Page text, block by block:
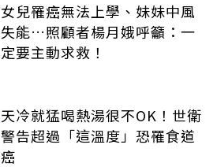
女兒罹癌無法上學、妹妹中風
失能…照顧者楊月娥呼籲：一
定要主動求救！
天冷就猛喝熱湯很不OK！世衛
警告超過「這溫度」恐罹食道
癌